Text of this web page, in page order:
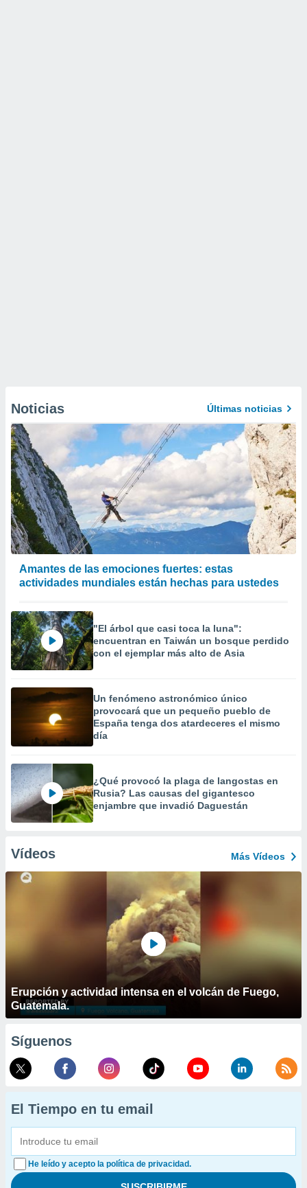
Noticias Últimas noticias
Amantes de las emociones fuertes: estas
actividades mundiales están hechas para ustedes
"El árbol que casi toca la luna":
encuentran en Taiwán un bosque perdido
con el ejemplar más alto de Asia
Un fenómeno astronómico único
provocará que un pequeño pueblo de
España tenga dos atardeceres el mismo
día
¿Qué provocó la plaga de langostas en
Rusia? Las causas del gigantesco
enjambre que invadió Daguestán
Vídeos Más Vídeos
Erupción y actividad intensa en el volcán de Fuego,
Guatemala.
Síguenos
El Tiempo en tu email
He leído y acepto la política de privacidad.